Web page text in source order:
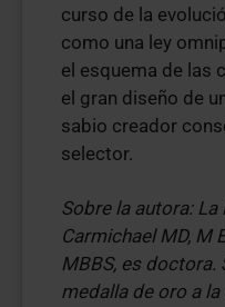
curso de la
como una ley
el esquema de las
el gran diseño de
sabio creador
selector.
Sobre la autora:
Carmichael MD, M
MBBS, es doctora.
medalla de oro a